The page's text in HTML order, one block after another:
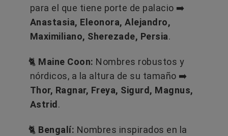
para el que tiene porte de palacio ➡️​
Anastasia, Eleonora, Alejandro,
Maximiliano, Sherezade, Persia.
🐈 Maine Coon: Nombres robustos y
nórdicos, a la altura de su tamaño ➡️​
Thor, Ragnar, Freya, Sigurd, Magnus,
Astrid .
🐈 Bengalí: Nombres inspirados en la